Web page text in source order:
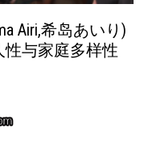
Airi,希岛あいり)
性与家庭多样性